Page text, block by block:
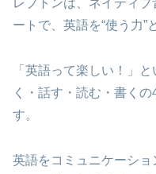
レプトンは、ネイティ
ートで、英語を“使う力”
「英語って楽しい！」
く・話す・読む・書く
す。
英語をコミュニケーシ